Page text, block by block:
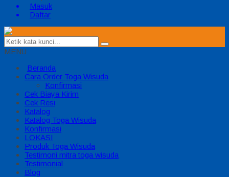
Masuk
Daftar
MENU
Beranda
Cara Order Toga Wisuda
Konfirmasi
Cek Biaya Kirim
Cek Resi
Katalog
Katalog Toga Wisuda
Konfirmasi
LOKASI
Produk Toga Wisuda
Testimoni mitra toga wisuda
Testimonial
Blog